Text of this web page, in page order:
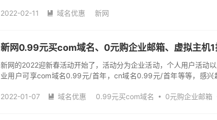
2022-02-11  域名优惠 新网
新网0.99元买com域名、0元购企业邮箱、虚拟主机1
新网的2022迎新春活动开始了，活动分为企业活动，个人用户活动
业用户可享com域名0.99元/首年，cn域名0.99元/首年等等，感兴
2022-01-07  域名优惠 0.99元买com域名 0元购企业邮箱